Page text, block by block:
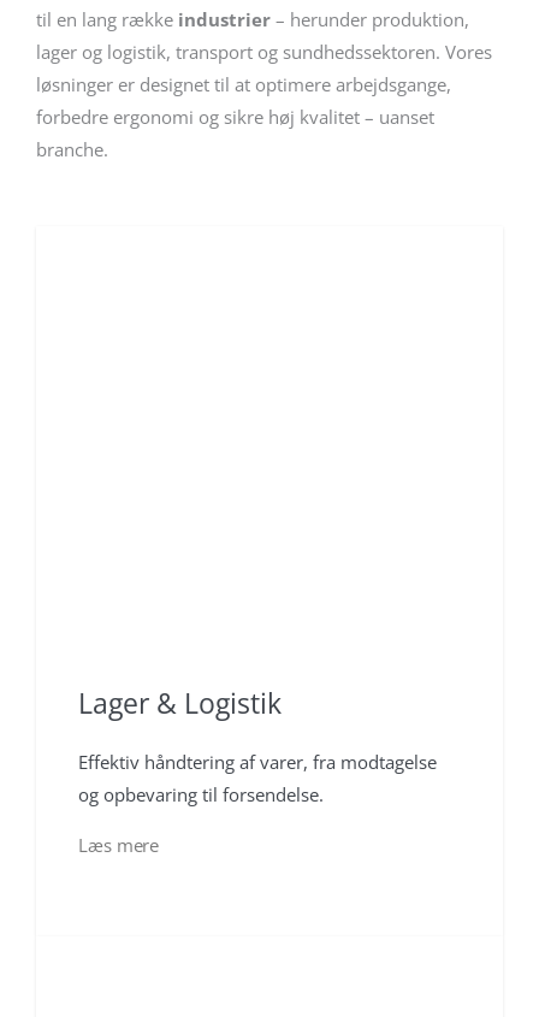
til en lang række industrier – herunder produktion,
lager og logistik, transport og sundhedssektoren. Vores
løsninger er designet til at optimere arbejdsgange,
forbedre ergonomi og sikre høj kvalitet – uanset
branche.
Lager & Logistik
Effektiv håndtering af varer, fra modtagelse
og opbevaring til forsendelse.
Læs mere